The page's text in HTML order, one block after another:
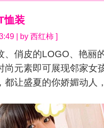
恤装
| by 西红柿 ]
俏皮的LOGO、艳丽
尚元素即可展现邻家女
都让盛夏的你娇媚动人